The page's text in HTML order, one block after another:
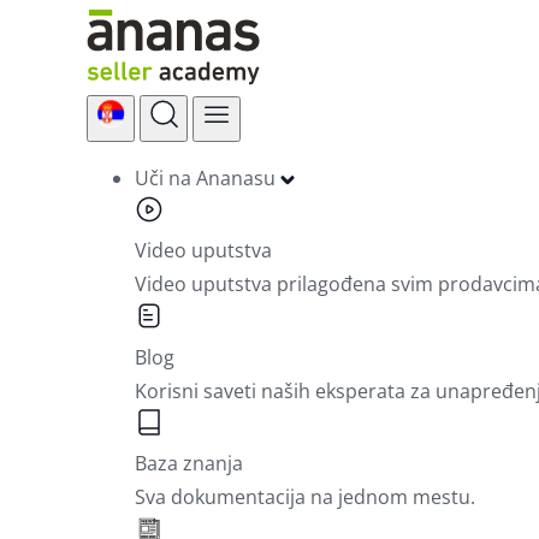
Uči na Ananasu
Video uputstva
Video uputstva prilagođena svim
Blog
Korisni saveti naših eksperata za
Baza znanja
Sva dokumentacija na jednom mestu.